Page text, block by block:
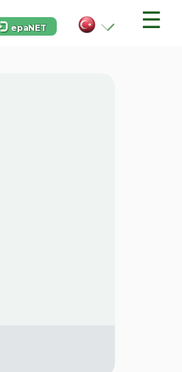
☰
epaNET